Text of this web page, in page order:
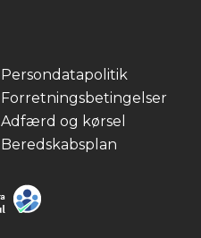
Persondatapolitik
Forretningsbetingelser
Adfærd og kørsel
Beredskabsplan